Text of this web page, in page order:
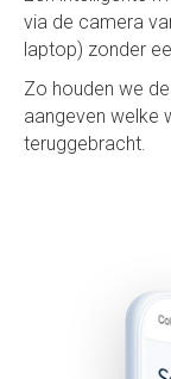
via de camera
laptop) zonder
Zo houden we
aangeven welke
teruggebracht.